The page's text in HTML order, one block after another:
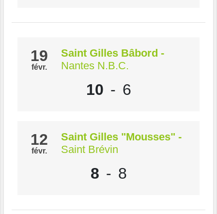
19
févr.
Saint Gilles Bâbord -
Nantes N.B.C.
10 - 6
12
févr.
Saint Gilles "Mousses" -
Saint Brévin
8 - 8